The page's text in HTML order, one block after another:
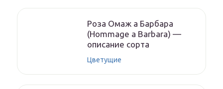
Роза Омаж а Барбара
(Hommage a Barbara) —
описание сорта
Цветущие